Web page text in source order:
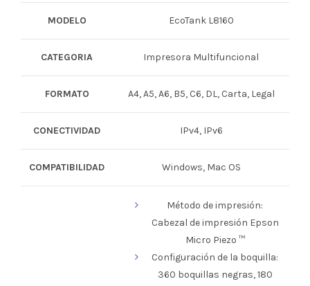
MODELO EcoTank L8160
CATEGORIA Impresora Multifuncional
FORMATO A4, A5, A6, B5, C6, DL, Carta, Legal
CONECTIVIDAD IPv4, IPv6
COMPATIBILIDAD Windows, Mac OS
Método de impresión:
Cabezal de impresión Epson
Micro Piezo ™
Configuración de la boquilla:
360 boquillas negras, 180